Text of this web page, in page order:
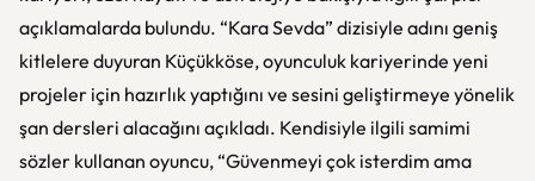
açıklamalarda bulundu. “Kara Sevda” dizisiyle adını geniş
kitlelere duyuran Küçükköse, oyunculuk kariyerinde yeni
projeler için hazırlık yaptığını ve sesini geliştirmeye yönelik
şan dersleri alacağını açıkladı. Kendisiyle ilgili samimi
sözler kullanan oyuncu, “Güvenmeyi çok isterdim ama